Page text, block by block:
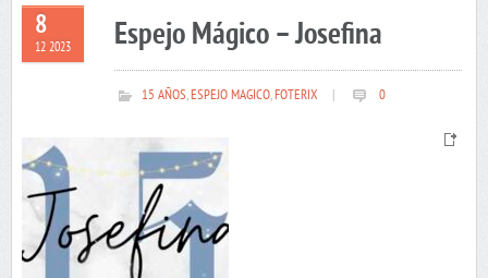
8
12 2023 Espejo Mágico – Josefina
15 AÑOS,ESPEJO MAGICO,FOTERIX 0